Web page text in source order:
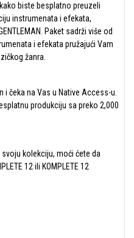
kako biste besplatno preuzeli
instrumenata i efekata,
Paket sadrži više od
i efekata pružajući Vam
žanra.
i čeka na Vas u Native Access-u.
produkciju sa preko 2,000
kolekciju, moći ćete da
12 ili KOMPLETE 12